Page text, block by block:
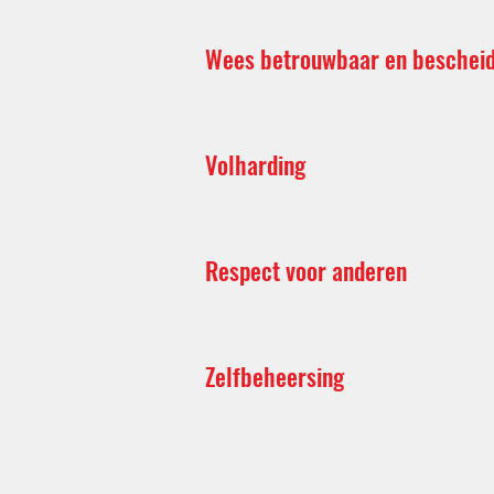
Wees betrouwbaar en
Volharding
Respect voor anderen
Zelfbeheersing